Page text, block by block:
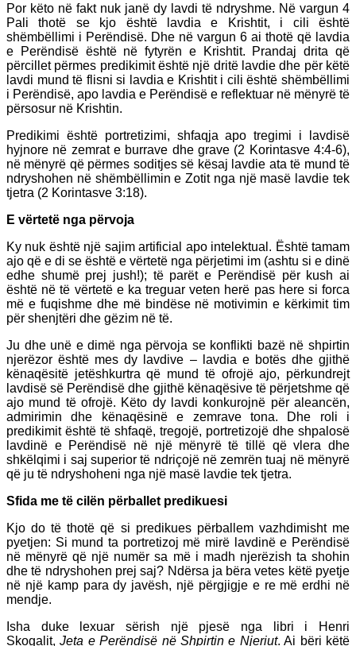
Por këto në fakt nuk janë dy lavdi të ndryshme. Në vargun 4
Pali thotë se kjo është lavdia e Krishtit, i cili është
shëmbëllimi i Perëndisë. Dhe në vargun 6 ai thotë që lavdia
e Perëndisë është në fytyrën e Krishtit. Prandaj drita që
përcillet përmes predikimit është një dritë lavdie dhe për këtë
lavdi mund të flisni si lavdia e Krishtit i cili është shëmbëllimi
i Perëndisë, apo lavdia e Perëndisë e reflektuar në mënyrë të
përsosur në Krishtin.
Predikimi është portretizimi, shfaqja apo tregimi i lavdisë
hyjnore në zemrat e burrave dhe grave (2 Korintasve 4:4-6),
në mënyrë që përmes soditjes së kësaj lavdie ata të mund të
ndryshohen në shëmbëllimin e Zotit nga një masë lavdie tek
tjetra (2 Korintasve 3:18).
E vërtetë nga përvoja
Ky nuk është një sajim artificial apo intelektual. Është tamam
ajo që e di se është e vërtetë nga përjetimi im (ashtu si e dinë
edhe shumë prej jush!); të parët e Perëndisë për kush ai
është në të vërtetë e ka treguar veten herë pas here si forca
më e fuqishme dhe më bindëse në motivimin e kërkimit tim
për shenjtëri dhe gëzim në të.
Ju dhe unë e dimë nga përvoja se konflikti bazë në shpirtin
njerëzor është mes dy lavdive – lavdia e botës dhe gjithë
kënaqësitë jetëshkurtra që mund të ofrojë ajo, përkundrejt
lavdisë së Perëndisë dhe gjithë kënaqësive të përjetshme që
ajo mund të ofrojë. Këto dy lavdi konkurojnë për aleancën,
admirimin dhe kënaqësinë e zemrave tona. Dhe roli i
predikimit është të shfaqë, tregojë, portretizojë dhe shpalosë
lavdinë e Perëndisë në një mënyrë të tillë që vlera dhe
shkëlqimi i saj superior të ndriçojë në zemrën tuaj në mënyrë
që ju të ndryshoheni nga një masë lavdie tek tjetra.
Sfida me të cilën përballet predikuesi
Kjo do të thotë që si predikues përballem vazhdimisht me
pyetjen: Si mund ta portretizoj më mirë lavdinë e Perëndisë
në mënyrë që një numër sa më i madh njerëzish ta shohin
dhe të ndryshohen prej saj? Ndërsa ja bëra vetes këtë pyetje
në një kamp para dy javësh, një përgjigje e re më erdhi në
mendje.
Isha duke lexuar sërish një pjesë nga libri i Henri
Skogalit,Jeta e Perëndisë në Shpirtin e Njeriut. Ai bëri këtë